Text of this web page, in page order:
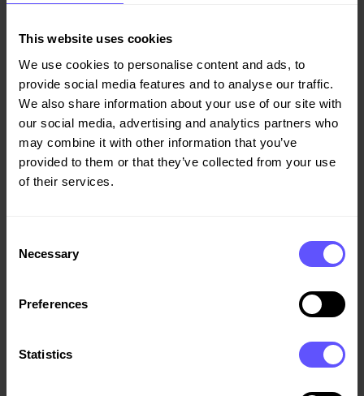
This website uses cookies
We use cookies to personalise content and ads, to
provide social media features and to analyse our traffic.
We also share information about your use of our site with
our social media, advertising and analytics partners who
may combine it with other information that you’ve
provided to them or that they’ve collected from your use
of their services.
Selection
Necessary
Preferences
Statistics